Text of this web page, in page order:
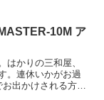
間で推定52万人が
10M ア
はかりの三和屋、
。連休いかがお過
出かけされる方が